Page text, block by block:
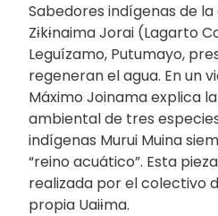
Sabedores indígenas de
Zɨkɨnaima Jorai (Lagarto
Leguízamo, Putumayo,
regeneran el agua. En un
Máximo Joinama explica
ambiental de tres
indígenas Murui Muina
“reino acuático”. Esta
realizada por el colectivo
propia Uaiɨma.